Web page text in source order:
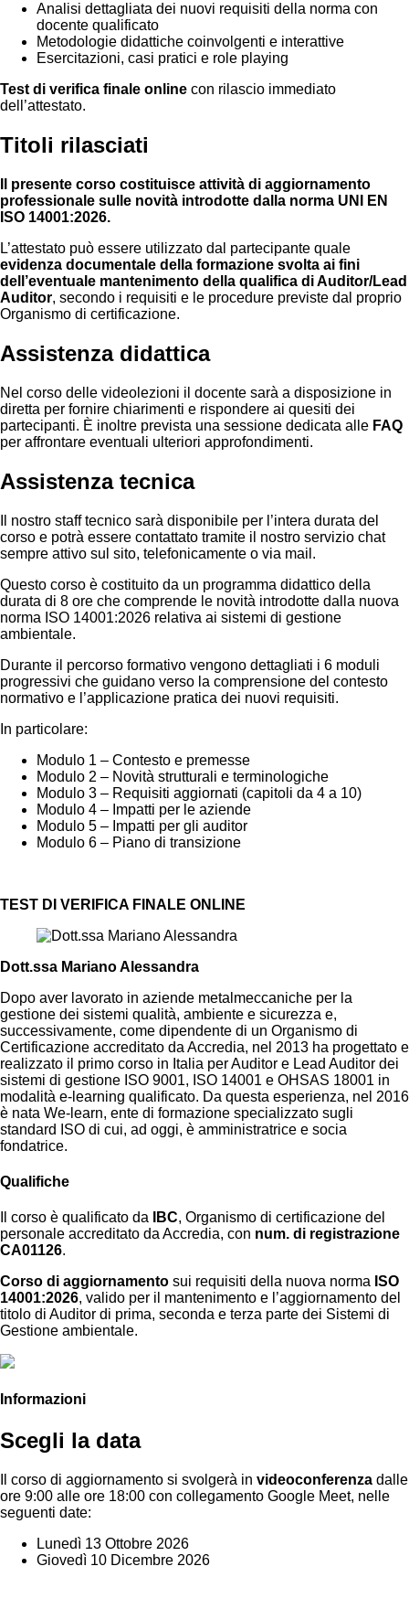
Analisi dettagliata dei nuovi requisiti della norma con
docente qualificato
Metodologie didattiche coinvolgenti e interattive
Esercitazioni, casi pratici e role playing
Test di verifica finale online con rilascio immediato
dell’attestato.
Titoli rilasciati
Il presente corso costituisce attività di aggiornamento
professionale sulle novità introdotte dalla norma UNI EN
ISO 14001:2026.
L’attestato può essere utilizzato dal partecipante quale
evidenza documentale della formazione svolta ai fini
dell’eventuale mantenimento della qualifica di Auditor/Lead
Auditor, secondo i requisiti e le procedure previste dal proprio
Organismo di certificazione.
Assistenza didattica
Nel corso delle videolezioni il docente sarà a disposizione in
diretta per fornire chiarimenti e rispondere ai quesiti dei
partecipanti. È inoltre prevista una sessione dedicata alle FAQ
per affrontare eventuali ulteriori approfondimenti.
Assistenza tecnica
Il nostro staff tecnico sarà disponibile per l’intera durata del
corso e potrà essere contattato tramite il nostro servizio chat
sempre attivo sul sito, telefonicamente o via mail.
Questo corso è costituito da un programma didattico della
durata di 8 ore che comprende le novità introdotte dalla nuova
norma ISO 14001:2026 relativa ai sistemi di gestione
ambientale.
Durante il percorso formativo vengono dettagliati i 6 moduli
progressivi che guidano verso la comprensione del contesto
normativo e l’applicazione pratica dei nuovi requisiti.
In particolare:
Modulo 1 – Contesto e premesse
Modulo 2 – Novità strutturali e terminologiche
Modulo 3 – Requisiti aggiornati (capitoli da 4 a 10)
Modulo 4 – Impatti per le aziende
Modulo 5 – Impatti per gli auditor
Modulo 6 – Piano di transizione
TEST DI VERIFICA FINALE ONLINE
Dott.ssa Mariano Alessandra
Dopo aver lavorato in aziende metalmeccaniche per la
gestione dei sistemi qualità, ambiente e sicurezza e,
successivamente, come dipendente di un Organismo di
Certificazione accreditato da Accredia, nel 2013 ha progettato e
realizzato il primo corso in Italia per Auditor e Lead Auditor dei
sistemi di gestione ISO 9001, ISO 14001 e OHSAS 18001 in
modalità e-learning qualificato. Da questa esperienza, nel 2016
è nata We-learn, ente di formazione specializzato sugli
standard ISO di cui, ad oggi, è amministratrice e socia
fondatrice.
Qualifiche
Il corso è qualificato da IBC, Organismo di certificazione del
personale accreditato da Accredia, con num. di registrazione
CA01126.
Corso di aggiornamento sui requisiti della nuova norma ISO
14001:2026, valido per il mantenimento e l’aggiornamento del
titolo di Auditor di prima, seconda e terza parte dei Sistemi di
Gestione ambientale.
Informazioni
Scegli la data
Il corso di aggiornamento si svolgerà in videoconferenza dalle
ore 9:00 alle ore 18:00 con collegamento Google Meet, nelle
seguenti date:
Lunedì 13 Ottobre 2026
Giovedì 10 Dicembre 2026